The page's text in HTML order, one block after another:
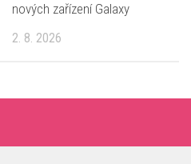
nových zařízení Galaxy
2. 8. 2026